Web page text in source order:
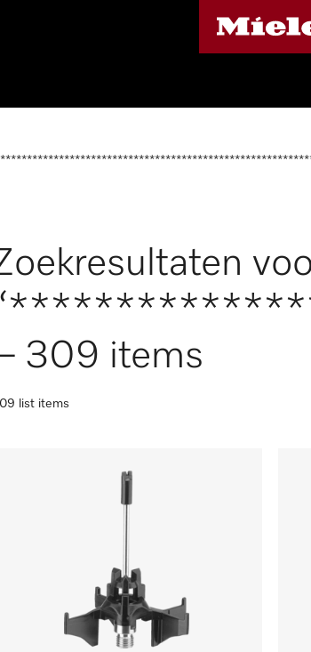
309 items
list items